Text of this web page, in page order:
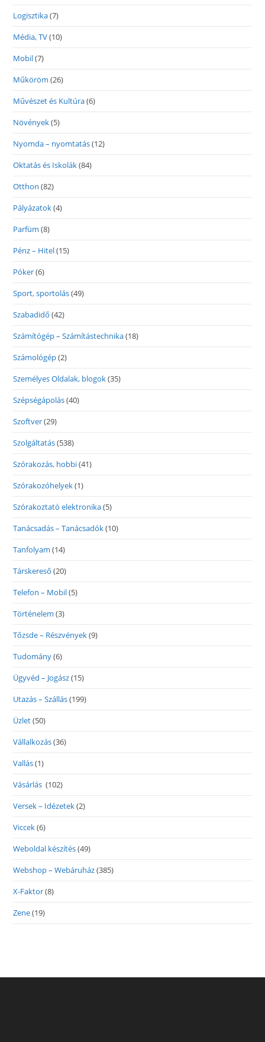
Logisztika(7)
Média, TV(10)
Mobil(7)
Műköröm (26)
Művészet és Kultúra(6)
Növények(5)
Nyomda – nyomtatás(12)
Oktatás és Iskolák(84)
Otthon (82)
Pályázatok(4)
Parfüm (8)
Pénz – Hitel(15)
Póker(6)
Sport, sportolás(49)
Szabadidő (42)
Számítógép – Számítástechnika(18)
Számológép(2)
Személyes Oldalak, blogok(35)
Szépségápolás(40)
Szoftver(29)
Szolgáltatás(538)
Szórakozás, hobbi(41)
Szórakozóhelyek(1)
Szórakoztató elektronika(5)
Tanácsadás – Tanácsadók(10)
Tanfolyam (14)
Társkereső (20)
Telefon – Mobil(5)
Történelem (3)
Tőzsde – Részvények(9)
Tudomány(6)
Ügyvéd – Jogász(15)
Utazás – Szállás(199)
Üzlet(50)
Vállalkozás(36)
Vallás(1)
Vásárlás (102)
Versek – Idézetek(2)
Viccek(6)
Weboldal készítés(49)
Webshop – Webáruház(385)
X-Faktor(8)
Zene(19)